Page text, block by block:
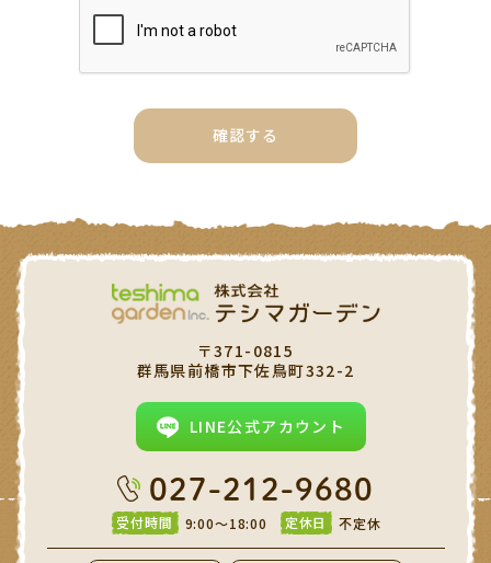
〒371-0815
群馬県前橋市下佐鳥町332-2
LINE公式アカウント
027-212-9680
受付時間 9:00～18:00 定休日 不定休